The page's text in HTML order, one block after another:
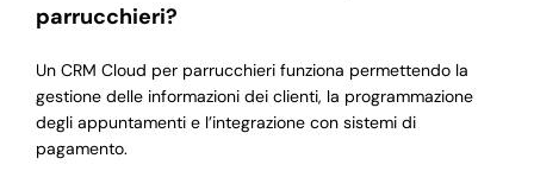
parrucchieri?
Un CRM Cloud per parrucchieri funziona permettendo la
gestione delle informazioni dei clienti, la programmazione
degli appuntamenti e l’integrazione con sistemi di
pagamento.